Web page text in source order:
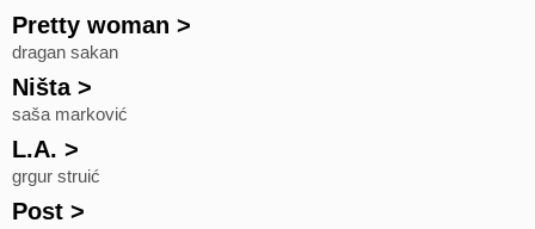
Pretty woman >
dragan sakan
Ništa>
saša marković
L.A. >
grgur struić
Post >